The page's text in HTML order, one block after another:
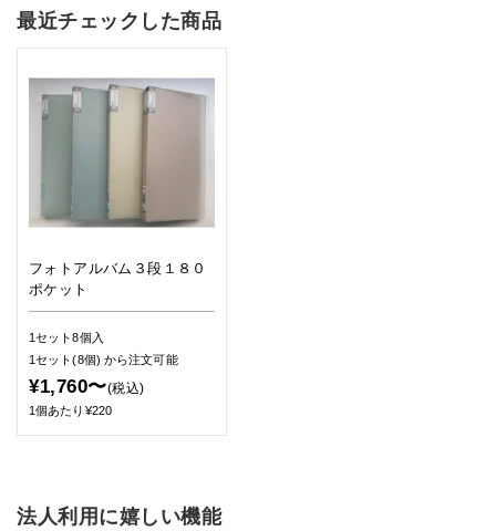
最近チェックした商品
フォトアルバム３段１８０
ポケット
1セット8個入
1セット(8個) から注文可能
¥1,760〜(税込)
1個あたり¥220
法人利用に嬉しい機能